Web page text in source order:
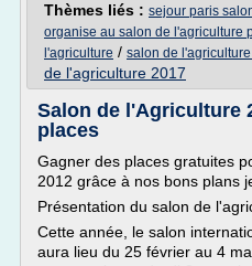
Thèmes liés : sejour paris
organise au salon de l'agriculture
l'agriculture / salon de
de l'agriculture 2017
Salon de l'Agriculture
places
Gagner des places gratuites
2012 grâce à nos bons plans
Présentation du salon de
Cette année, le salon
aura lieu du 25 février au 4